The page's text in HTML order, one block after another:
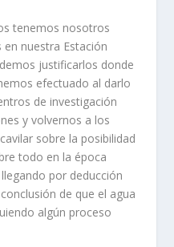
tenemos nosotros
nuestra Estación
justificarlos donde
efectuado al darlo
de investigación
y volvernos a los
sobre la posibilidad
todo en la época
por deducción
de que el agua
algún proceso